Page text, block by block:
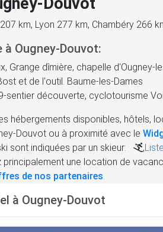
km, Lyon 277 km, Chambéry 266
à Ougney-Douvot:
Grange dîmière, chapelle d'Ougney-
et de l'outil. Baume-les-Dames
sentier découverte, cyclotourisme
hébergements disponibles, hôtels,
Douvot ou à proximité avec le
sont indiquées par un skieur:
,
une location de
de nos partenaires
à Ougney-Douvot